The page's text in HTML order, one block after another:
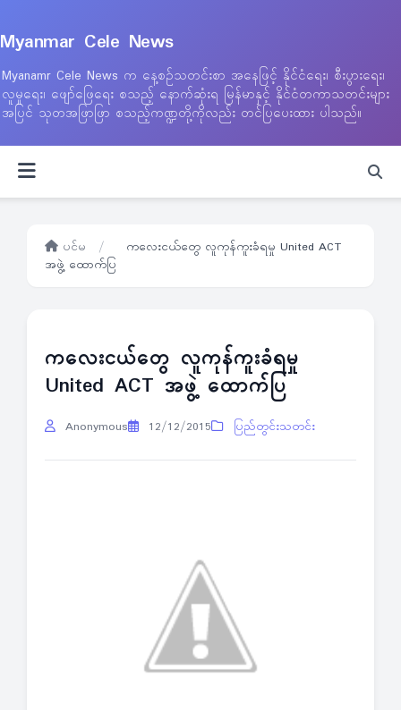
Myanmar Cele News
Myanamr Cele News က နေ့စဉ်သတင်းစာ အနေဖြင့် နိုင်ငံရေး၊ စီးပွားရေး၊
လူမှုရေး၊ ဖျော်ဖြေရေး စသည့် နောက်ဆုံးရ မြန်မာနှင့် နိုင်ငံတကာသတင်းများ
အပြင် သုတအဖြာဖြာ စသည့်ကဏ္ဍတို့ကိုလည်း တင်ပြပေးထား ပါသည်။
ပင်မ /
ကလေးငယ်တွေ လူကုန်ကူးခံရမှု United ACT
အဖွဲ့ ထောက်ပြ
ကလေးငယ်တွေ လူကုန်ကူးခံရမှု
United ACT အဖွဲ့ ထောက်ပြ
Anonymous 12/12/2015 ပြည်တွင်းသတင်း